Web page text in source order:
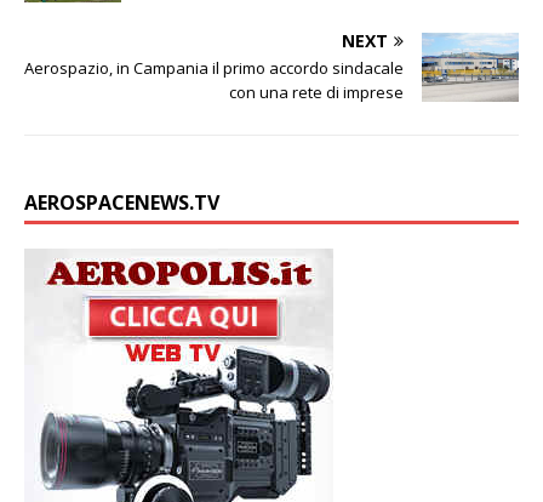
NEXT
Aerospazio, in Campania il primo accordo sindacale
con una rete di imprese
AEROSPACENEWS.TV